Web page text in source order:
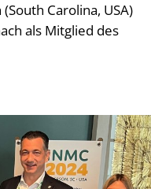
Carolina, USA)
als Mitglied des